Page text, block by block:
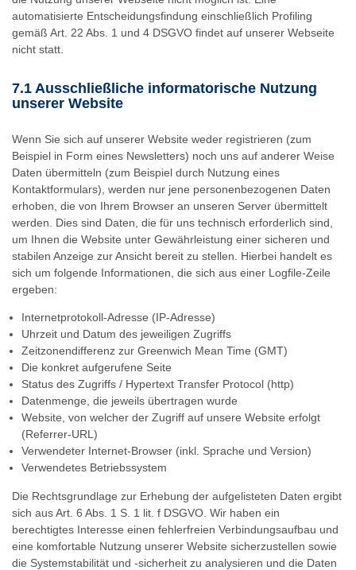
automatisierte Entscheidungsfindung einschließlich Profiling
gemäß Art. 22 Abs. 1 und 4 DSGVO findet auf unserer Webseite
nicht statt.
7.1 Ausschließliche informatorische Nutzung
unserer Website
Wenn Sie sich auf unserer Website weder registrieren (zum
Beispiel in Form eines Newsletters) noch uns auf anderer Weise
Daten übermitteln (zum Beispiel durch Nutzung eines
Kontaktformulars), werden nur jene personenbezogenen Daten
erhoben, die von Ihrem Browser an unseren Server übermittelt
werden. Dies sind Daten, die für uns technisch erforderlich sind,
um Ihnen die Website unter Gewährleistung einer sicheren und
stabilen Anzeige zur Ansicht bereit zu stellen. Hierbei handelt es
sich um folgende Informationen, die sich aus einer Logfile-Zeile
ergeben:
Internetprotokoll-Adresse (IP-Adresse)
Uhrzeit und Datum des jeweiligen Zugriffs
Zeitzonendifferenz zur Greenwich Mean Time (GMT)
Die konkret aufgerufene Seite
Status des Zugriffs / Hypertext Transfer Protocol (http)
Datenmenge, die jeweils übertragen wurde
Website, von welcher der Zugriff auf unsere Website erfolgt
(Referrer-URL)
Verwendeter Internet-Browser (inkl. Sprache und Version)
Verwendetes Betriebssystem
Die Rechtsgrundlage zur Erhebung der aufgelisteten Daten ergibt
sich aus Art. 6 Abs. 1 S. 1 lit. f DSGVO. Wir haben ein
berechtigtes Interesse einen fehlerfreien Verbindungsaufbau und
eine komfortable Nutzung unserer Website sicherzustellen sowie
die Systemstabilität und -sicherheit zu analysieren und die Daten